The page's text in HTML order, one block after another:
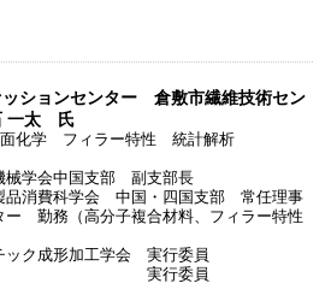
ションセンター 倉敷市繊維技術セン
太氏
化学 フィラー特性 統計解析
械学会中国支部 副支部長
品消費科学会 中国・四国支部 常任理事
ー 勤務（高分子複合材料、フィラー特性
ック成形加工学会 実行委員
究会 実行委員